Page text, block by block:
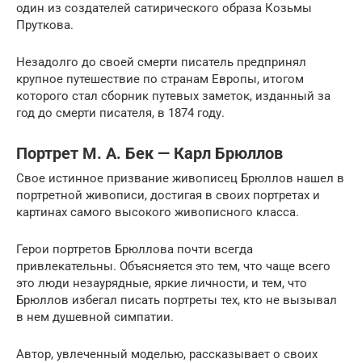
один из создателей сатирического образа Козьмы
Пруткова.
Незадолго до своей смерти писатель предпринял
крупное путешествие по странам Европы, итогом
которого стал сборник путевых заметок, изданный за
год до смерти писателя, в 1874 году.
Портрет М. А. Бек — Карл Брюллов
Свое истинное призвание живописец Брюллов нашел в
портретной живописи, достигая в своих портретах и
картинах самого высокого живописного класса.
Герои портретов Брюллова почти всегда
привлекательны. Объясняется это тем, что чаще всего
это люди незаурядные, яркие личности, и тем, что
Брюллов избегал писать портреты тех, кто не вызывал
в нем душевной симпатии.
Автор, увлеченный моделью, рассказывает о своих